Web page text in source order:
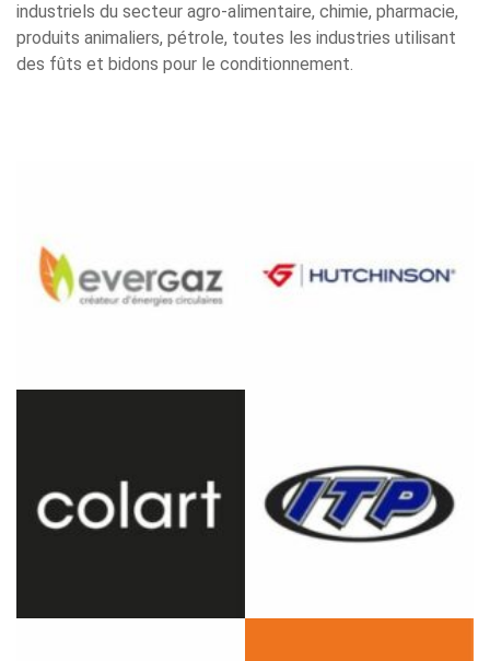
industriels du secteur agro-alimentaire, chimie, pharmacie,
produits animaliers, pétrole, toutes les industries utilisant
des fûts et bidons pour le conditionnement.